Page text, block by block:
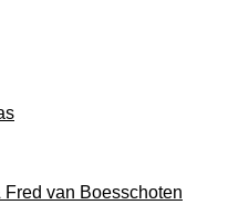
van Boesschoten